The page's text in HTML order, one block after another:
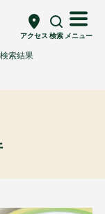
アクセス 検索 メニュー
索結果